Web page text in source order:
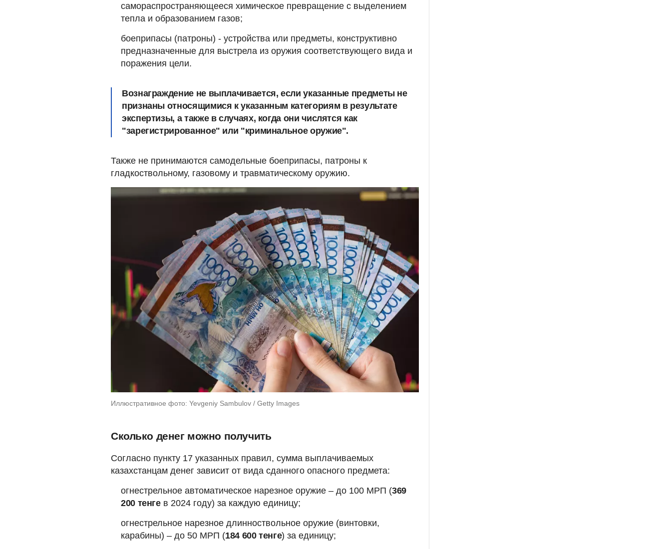
самораспространяющееся химическое превращение с выделением
тепла и образованием газов;
боеприпасы (патроны) - устройства или предметы, конструктивно
предназначенные для выстрела из оружия соответствующего вида и
поражения цели.
Вознаграждение не выплачивается, если указанные предметы не
признаны относящимися к указанным категориям в результате
экспертизы, а также в случаях, когда они числятся как
"зарегистрированное" или "криминальное оружие".
Также не принимаются самодельные боеприпасы, патроны к
гладкоствольному, газовому и травматическому оружию.
Иллюстративное фото: Yevgeniy Sambulov / Getty Images
Сколько денег можно получить
Согласно пункту 17 указанных правил, сумма выплачиваемых
казахстанцам денег зависит от вида сданного опасного предмета:
огнестрельное автоматическое нарезное оружие – до 100 МРП (369
200 тенгев 2024 году) за каждую единицу;
огнестрельное нарезное длинноствольное оружие (винтовки,
карабины) – до 50 МРП (184 600 тенге) за единицу;